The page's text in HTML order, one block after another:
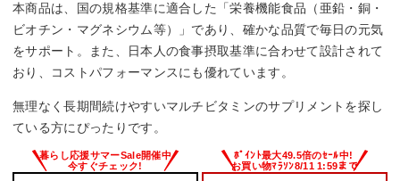
本商品は、国の規格基準に適合した「栄養機能食品（亜鉛・銅・
ビオチン・マグネシウム等）」であり、確かな品質で毎日の元気
をサポート。また、日本人の食事摂取基準に合わせて設計されて
おり、コストパフォーマンスにも優れています。
無理なく長期間続けやすいマルチビタミンのサプリメントを探し
ている方にぴったりです。